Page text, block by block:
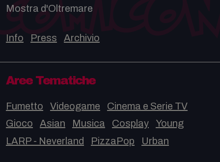
Mostra d'Oltremare
Info Press Archivio
Aree Tematiche
Fumetto Videogame
Cinema e Serie TV
Gioco
Asian Musica Cosplay
Young
LARP - Neverland
PizzaPop Urban